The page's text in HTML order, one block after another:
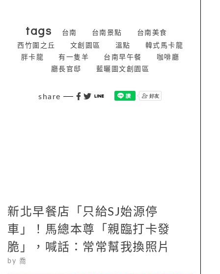
tags 台南 台南景點
台南美食
西竹圍之丘
文創園區 溫點
韓式馬卡龍
胖卡龍
有一隻羊 台南早午餐
咖啡廳
廳長官邸
藍曬圖文創園區
share
新北早餐店「只給SJ始源停
車」！馬總本尊「親臨打卡發
脆」，喊話：常常幫我換照片
by 喬